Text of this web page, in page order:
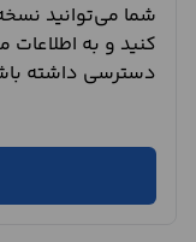
شما می‌توانید
کنید و به اطلاعات
دسترسی داشته